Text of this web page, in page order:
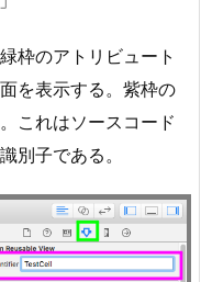
枠のアトリビュート
を表示する。紫枠の
これはソースコード
別子である。